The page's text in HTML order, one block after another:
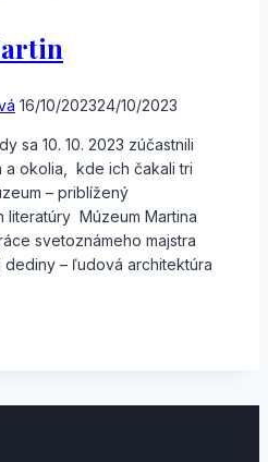
16/10/202324/10/2023
sa 10. 10. 2023 zúčastnili
a okolia, kde ich čakali tri
– priblížený
Múzeum Martina
svetoznámeho majstra
dediny – ľudová architektúra